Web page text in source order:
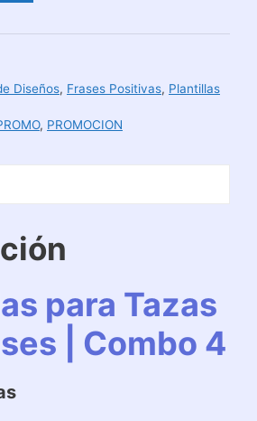
Diseños, Frases Positivas, Plantillas
, PROMOCION
para Tazas
| Combo 4